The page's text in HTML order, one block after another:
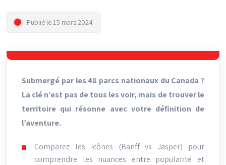
Publié le 15 mars 2024
Submergé par les 48 parcs nationaux du Canada ?
La clé n’est pas de tous les voir, mais de trouver le
territoire qui résonne avec votre définition de
l’aventure.
Comparez les icônes (Banff vs Jasper) pour
comprendre les nuances entre popularité et